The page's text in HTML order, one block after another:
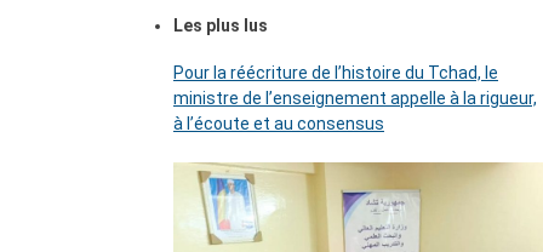
Les plus lus
Pour la réécriture de l’histoire du Tchad, le
ministre de l’enseignement appelle à la rigueur,
à l’écoute et au consensus